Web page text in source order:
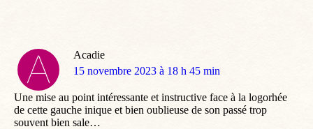
Acadie
dit
15 novembre 2023 à 18 h 45 min
Une mise au point intéressante et instructive face à la logorhée
de cette gauche inique et bien oublieuse de son passé trop
souvent bien sale…